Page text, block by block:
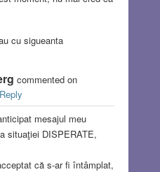
cu sigueanta
commented on
Reply
mesajul meu
situaţiei DISPERATE,
că s-ar fi întâmplat,